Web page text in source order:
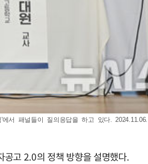
서 패널들이 질의응답을 하고 있다. 2024.11.06.
고 2.0의 정책 방향을 설명했다.